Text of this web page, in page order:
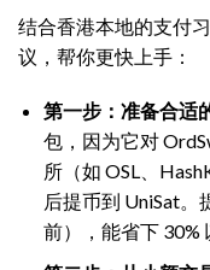
结合香港本地的支付
议，帮你更快上手：
第一步：准备合适
包，因为它对
所（如 OSL、
后提币到 UniSat。
前），能省下 30%